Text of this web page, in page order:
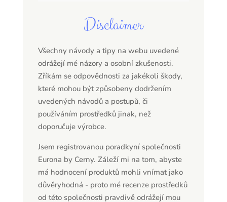
Disclaimer
Všechny návody a tipy na webu uvedené
odrážejí mé názory a osobní zkušenosti.
Zříkám se odpovědnosti za jakékoli škody,
které mohou být způsobeny dodržením
uvedených návodů a postupů, či
používáním prostředků jinak, než
doporučuje výrobce.
Jsem registrovanou poradkyní společnosti
Eurona by Cerny. Záleží mi na tom, abyste
má hodnocení produktů mohli vnímat jako
důvěryhodná - proto mé recenze prostředků
od této společnosti pravdivě odrážejí mou